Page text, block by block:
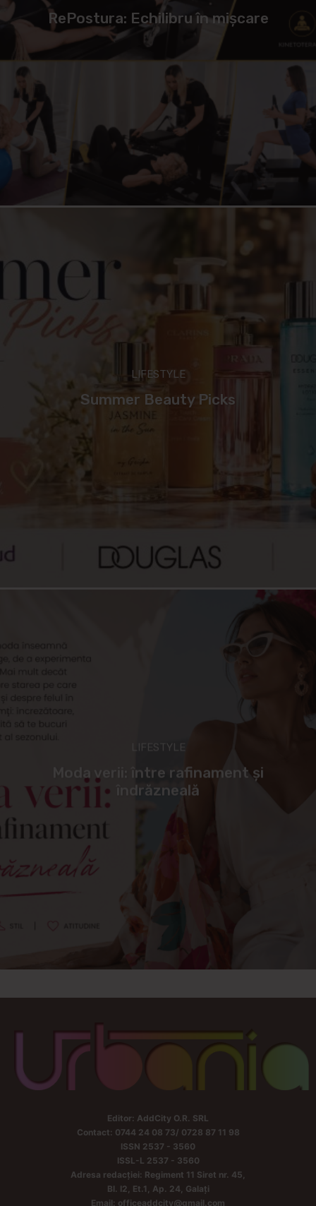
RePostura: Echilibru în mișcare
LIFESTYLE
Summer Beauty Picks
LIFESTYLE
Moda verii: între rafinament și
îndrăzneală
Editor: AddCity O.R. SRL
Contact: 0744 24 08 73/ 0728 87 11 98
ISSN 2537 - 3560
ISSL-L 2537 - 3560
Adresa redacției: Regiment 11 Siret nr. 45,
Bl. I2, Et.1, Ap. 24, Galați
Email: officeaddcity@gmail.com